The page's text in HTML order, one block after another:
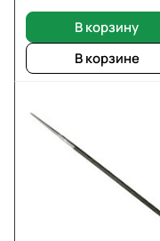
В корзину
В корзине